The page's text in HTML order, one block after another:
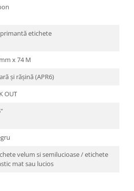
etichete
x 74 M
și rășină (APR6)
OUT
velum si semilucioase / etichete
mat sau lucios